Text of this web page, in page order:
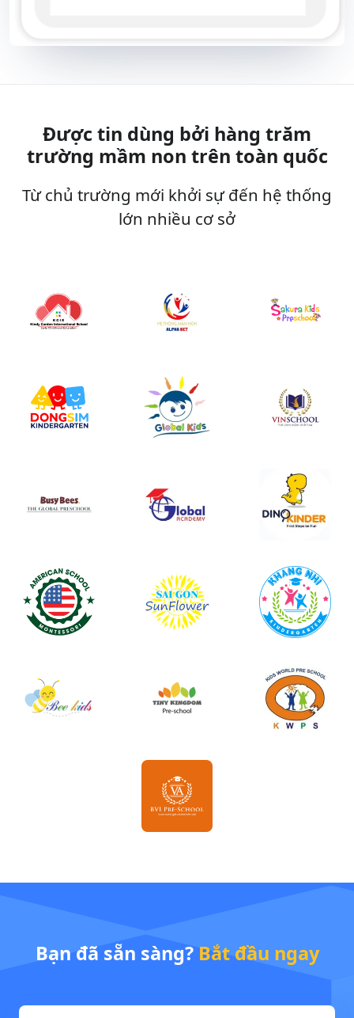
Được tin dùng bởi hàng trăm
trường mầm non trên toàn quốc
Từ chủ trường mới khởi sự đến hệ thống
lớn nhiều cơ sở
Bạn đã sẵn sàng? Bắt đầu ngay